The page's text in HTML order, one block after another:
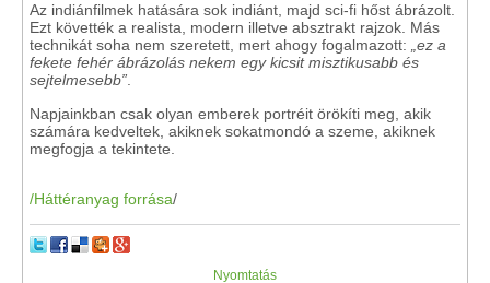
Az indiánfilmek hatására sok indiánt, majd sci-fi hőst ábrázolt.
Ezt követték a realista, modern illetve absztrakt rajzok. Más
technikát soha nem szeretett, mert ahogy fogalmazott:
„ez a
fekete fehér ábrázolás nekem egy kicsit misztikusabb és
sejtelmesebb”
Napjainkban csak olyan emberek portréit örökíti meg, akik
számára kedveltek, akiknek sokatmondó a szeme, akiknek
megfogja a tekintete.
/Háttéranyag forrása/
Nyomtatás